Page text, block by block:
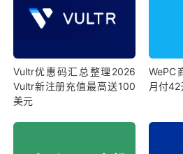
Vultr优惠码汇总整理2026
Vultr新注册充值最高送100
美元
WePC
月付42